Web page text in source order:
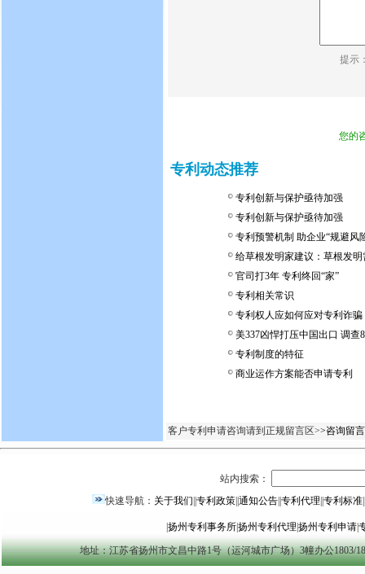
提示
您的
专利动态推荐
专利创新与保护亟待加强
专利创新与保护亟待加强
专利预警机制 助企业“规避风
给草根发明家建议：草根发
官司打3年 专利终回“家”
专利相关常识
专利权人应如何应对专利诈骗
美337凶悍打压中国出口 调查
专利制度的特征
商业运作方案能否申请专利
客户专利申请咨询请到正规留言区>>咨询留言
站内搜索：
快速导航： 关于我们 专利政策 通知公告 专利代理 专利标准
扬州专利事务所|扬州专利代理 扬州专利申请|
地址：江苏省扬州市文昌中路1号（运河城市广场）3幢办公1803/